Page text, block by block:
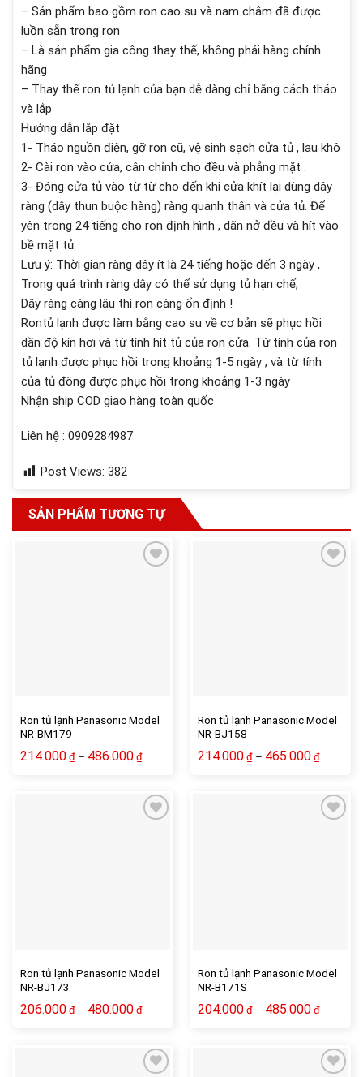
– Sản phẩm bao gồm ron cao su và nam châm đã được
luồn sẵn trong ron
– Là sản phẩm gia công thay thế, không phải hàng chính
hãng
– Thay thế ron tủ lạnh của bạn dễ dàng chỉ bằng cách tháo
và lắp
Hướng dẫn lắp đặt
1- Tháo nguồn điện, gỡ ron cũ, vệ sinh sạch cửa tủ , lau khô
2- Cài ron vào cửa, cân chỉnh cho đều và phẳng mặt .
3- Đóng cửa tủ vào từ từ cho đến khi cửa khít lại dùng dây
ràng (dây thun buộc hàng) ràng quanh thân và cửa tủ. Để
yên trong 24 tiếng cho ron định hình , dãn nở đều và hít vào
bề mặt tủ.
Lưu ý: Thời gian ràng dây ít là 24 tiếng hoặc đến 3 ngày ,
Trong quá trình ràng dây có thể sử dụng tủ hạn chế,
Dây ràng càng lâu thì ron càng ổn định !
Rontủ lạnh được làm bằng cao su về cơ bản sẽ phục hồi
dần độ kín hơi và từ tính hít tủ của ron cửa. Từ tính của ron
tủ lạnh được phục hồi trong khoảng 1-5 ngày , và từ tính
của tủ đông được phục hồi trong khoảng 1-3 ngày
Nhận ship COD giao hàng toàn quốc
Liên hệ : 0909284987
Post Views: 382
SẢN PHẨM TƯƠNG TỰ
Ron tủ lạnh Panasonic Model
NR-BM179
214.000 ₫– 486.000 ₫
Ron tủ lạnh Panasonic Model
NR-BJ158
214.000 ₫– 465.000 ₫
Ron tủ lạnh Panasonic Model
NR-BJ173
206.000 ₫– 480.000 ₫
Ron tủ lạnh Panasonic Model
NR-B171S
204.000 ₫– 485.000 ₫